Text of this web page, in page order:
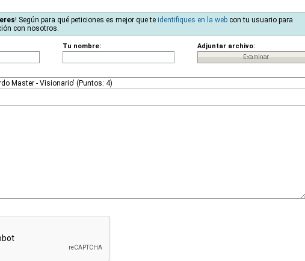
! Según para qué peticiones es mejor que te identifiques en la web con tu usuario para
con nosotros.
Tu nombre: Adjuntar archivo: